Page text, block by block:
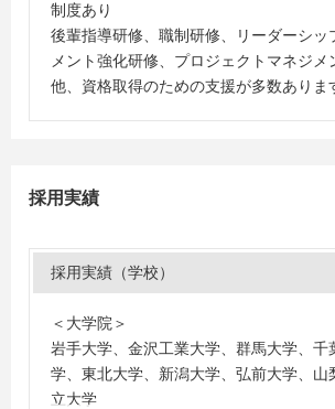
制度あり
後輩指導研修、職制研修、リーダーシッ
メント強化研修、プロジェクトマネジメ
他、資格取得のための支援が多数ありま
採用実績
採用実績（学校）
＜大学院＞
岩手大学、金沢工業大学、群馬大学、千
学、東北大学、新潟大学、弘前大学、山
立大学